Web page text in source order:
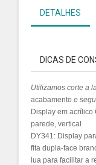
DETALHES
DICAS DE
Utilizamos corte a
acabamento e
Display em acrílico
parede, vertical
DY341: Display
fita dupla-face
lua para facilitar a